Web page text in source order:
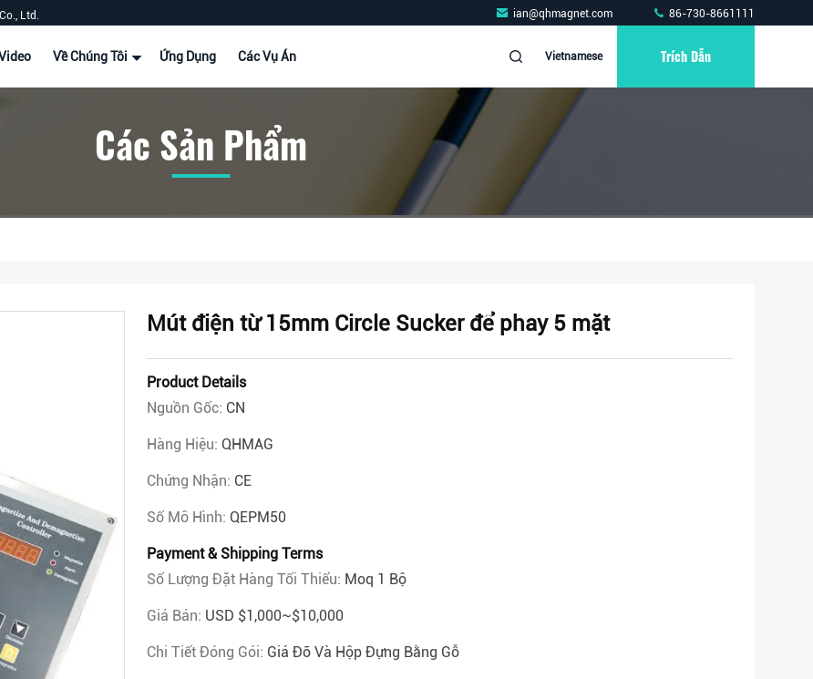
Ltd. ian@qhmagnet.com 86-730-8661111
Về Chúng Tôi Ứng Dụng Các Vụ Án Vietnamese Trích Dẫn
Các Sản Phẩm
Mút điện từ 15mm Circle Sucker để phay 5 mặt
Product Details
Nguồn Gốc: CN
Hàng Hiệu: QHMAG
Chứng Nhận: CE
Số Mô Hình: QEPM50
Payment & Shipping Terms
Số Lượng Đặt Hàng Tối Thiểu: Moq 1 Bộ
Giá Bán: USD $1,000~$10,000
Chi Tiết Đóng Gói: Giá Đỡ Và Hộp Đựng Bằng Gỗ